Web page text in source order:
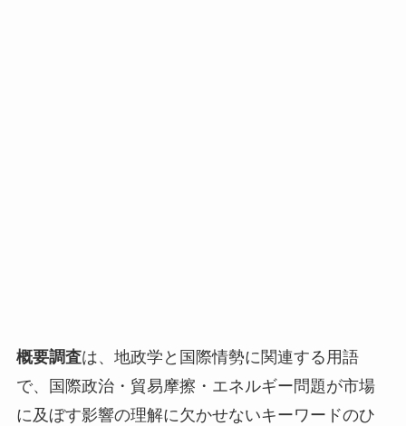
概要調査は、地政学と国際情勢に関連する用語
で、国際政治・貿易摩擦・エネルギー問題が市場
に及ぼす影響の理解に欠かせないキーワードのひ